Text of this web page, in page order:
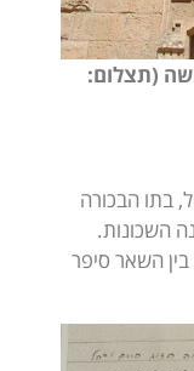
(תצלום:
בתו הבכורה
השכונות.
השאר סיפר